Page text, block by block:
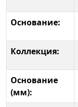
Основание:
Коллекция:
Основание
(мм):